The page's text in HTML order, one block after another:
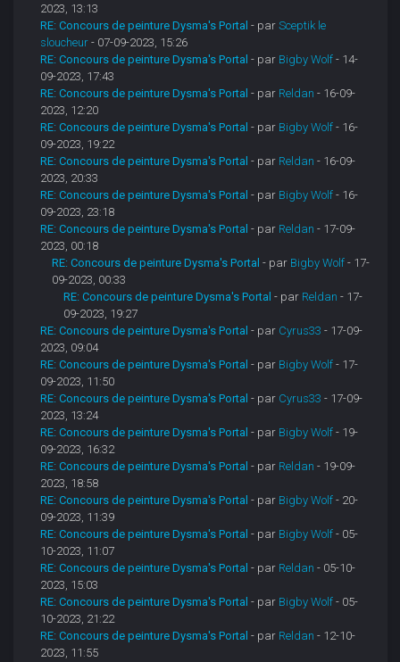
2023, 13:13
RE: Concours de peinture Dysma's Portal - parSceptik le
sloucheur - 07-09-2023, 15:26
RE: Concours de peinture Dysma's Portal - par Bigby Wolf - 14-
09-2023, 17:43
RE: Concours de peinture Dysma's Portal - par Reldan - 16-09-
2023, 12:20
RE: Concours de peinture Dysma's Portal - par Bigby Wolf - 16-
09-2023, 19:22
RE: Concours de peinture Dysma's Portal - par Reldan - 16-09-
2023, 20:33
RE: Concours de peinture Dysma's Portal - par Bigby Wolf - 16-
09-2023, 23:18
RE: Concours de peinture Dysma's Portal - par Reldan - 17-09-
2023, 00:18
RE: Concours de peinture Dysma's Portal - par Bigby Wolf - 17-
09-2023, 00:33
RE: Concours de peinture Dysma's Portal - par Reldan - 17-
09-2023, 19:27
RE: Concours de peinture Dysma's Portal - par Cyrus33 - 17-09-
2023, 09:04
RE: Concours de peinture Dysma's Portal - par Bigby Wolf - 17-
09-2023, 11:50
RE: Concours de peinture Dysma's Portal - par Cyrus33 - 17-09-
2023, 13:24
RE: Concours de peinture Dysma's Portal - par Bigby Wolf - 19-
09-2023, 16:32
RE: Concours de peinture Dysma's Portal - par Reldan - 19-09-
2023, 18:58
RE: Concours de peinture Dysma's Portal - par Bigby Wolf - 20-
09-2023, 11:39
RE: Concours de peinture Dysma's Portal - par Bigby Wolf - 05-
10-2023, 11:07
RE: Concours de peinture Dysma's Portal - par Reldan - 05-10-
2023, 15:03
RE: Concours de peinture Dysma's Portal - par Bigby Wolf - 05-
10-2023, 21:22
RE: Concours de peinture Dysma's Portal - par Reldan - 12-10-
2023, 11:55